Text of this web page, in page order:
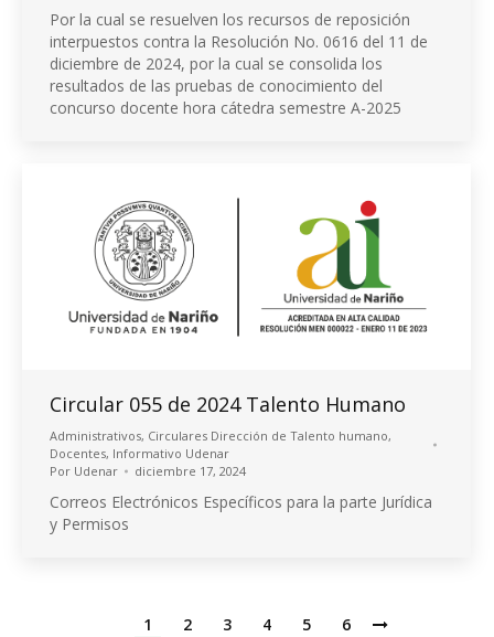
Por la cual se resuelven los recursos de reposición
interpuestos contra la Resolución No. 0616 del 11 de
diciembre de 2024, por la cual se consolida los
resultados de las pruebas de conocimiento del
concurso docente hora cátedra semestre A-2025
Circular 055 de 2024 Talento Humano
Administrativos, Circulares Dirección de Talento humano,
Docentes, Informativo Udenar
Por Udenar diciembre 17, 2024
Correos Electrónicos Específicos para la parte Jurídica
y Permisos
1 2 3 4 5 6